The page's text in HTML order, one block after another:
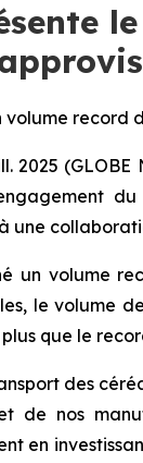
volume record
2025
une
un volume
le volume
plus que le
des
de nos
en